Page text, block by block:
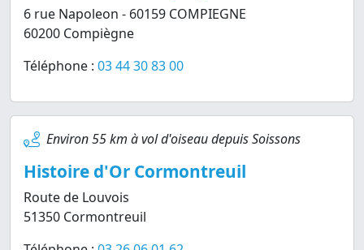
6 rue Napoleon - 60159 COMPIEGNE
60200 Compiègne
Téléphone : 03 44 30 83 00
Environ 55 km à vol d'oiseau depuis Soissons
Histoire d'Or Cormontreuil
Route de Louvois
51350 Cormontreuil